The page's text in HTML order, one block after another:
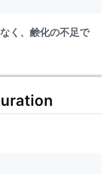
く、鹸化の不足で